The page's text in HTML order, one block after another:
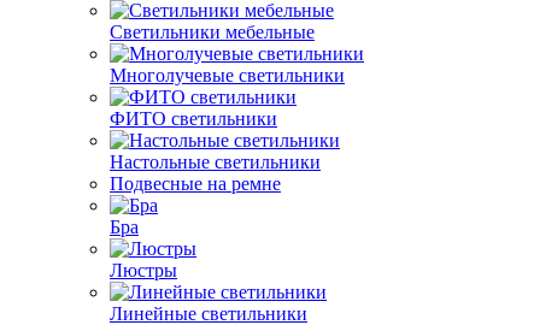
Светильники мебельные
Многолучевые светильники
ФИТО светильники
Настольные светильники
Подвесные на ремне
Бра
Люстры
Линейные светильники